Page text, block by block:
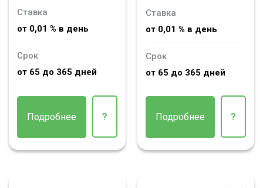
Ставка
от 0,01 % в день
Срок
от 65 до 365 дней
Подробнее ?
Ставка
от 0,01 % в день
Срок
от 65 до 365 дней
Подробнее ?